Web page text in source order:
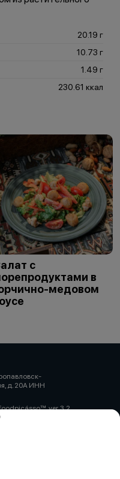
20.19 г
10.73 г
1.49 г
230.61 ккал
с
в
медовом
д. 20А ИНН
ver. 3.2